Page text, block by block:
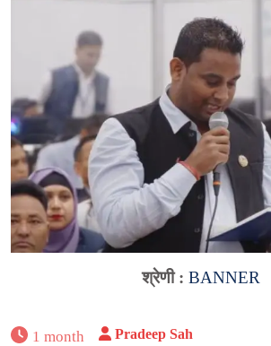
श्रेणी : BANNER
1 month Pradeep Sah